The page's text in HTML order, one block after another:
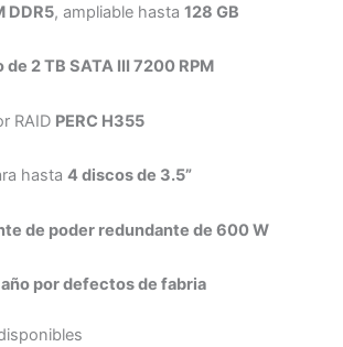
DDR5, ampliable hasta 128 GB
de 2 TB SATA III 7200 RPM
RAID PERC H355
hasta 4 discos de 3.5”
de poder redundante de 600 W
año por defectos de fabria